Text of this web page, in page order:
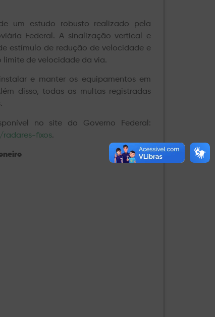
um estudo robusto realizado pela
Federal. A sinalização vertical e
estímulo de redução de velocidade e
de velocidade da via.
e manter os equipamentos em
disso, todas as multas registradas
no site do Governo Federal:
fixos.